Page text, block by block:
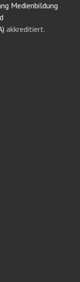
Medienbildung
akkreditiert.